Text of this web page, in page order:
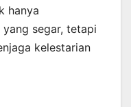
hanya
segar, tetapi
kelestarian